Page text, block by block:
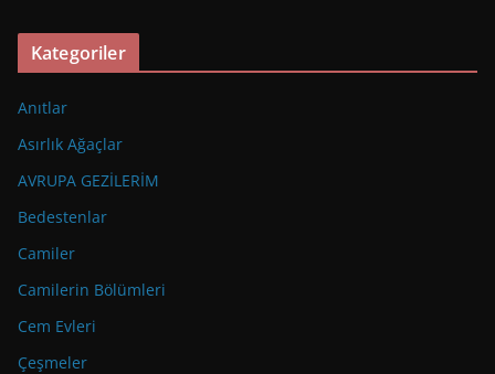
Kategoriler
Anıtlar
Asırlık Ağaçlar
AVRUPA GEZİLERİM
Bedestenlar
Camiler
Camilerin Bölümleri
Cem Evleri
Çeşmeler